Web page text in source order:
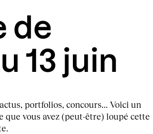
de
13 juin
portfolios, concours... Voici un
que vous avez (peut-être) loupé cette